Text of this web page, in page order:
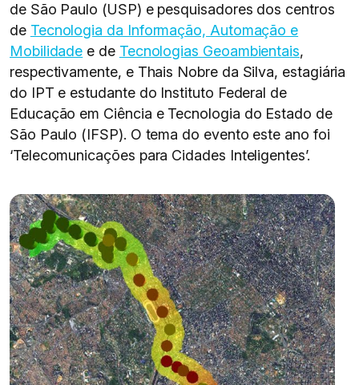
de São Paulo (USP) e pesquisadores dos centros
de Tecnologia da Informação, Automação e
Mobilidade e de Tecnologias Geoambientais,
respectivamente, e Thais Nobre da Silva, estagiária
do IPT e estudante do Instituto Federal de
Educação em Ciência e Tecnologia do Estado de
São Paulo (IFSP). O tema do evento este ano foi
‘Telecomunicações para Cidades Inteligentes’.